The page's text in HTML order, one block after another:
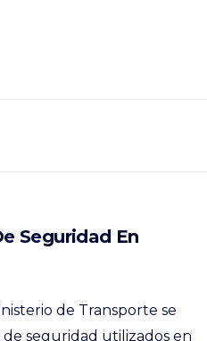
Seguridad En
de Transporte se
seguridad utilizados en